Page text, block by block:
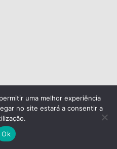
uma melhor experiência
no site estará a consentir a
Ok